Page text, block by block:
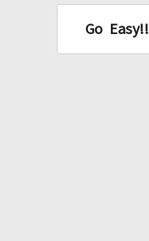
Go Easy!!